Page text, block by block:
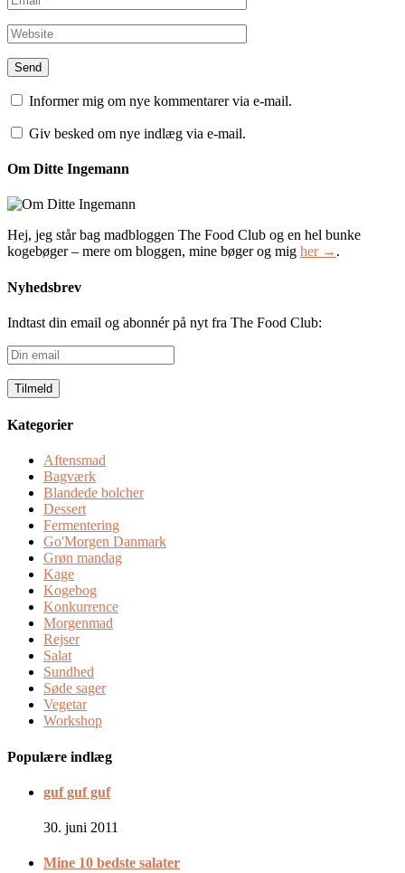
Informer mig om nye kommentarer via e-mail.
Giv besked om nye indlæg via e-mail.
Om Ditte Ingemann
Hej, jeg står bag madbloggen The Food Club og en hel bunke
kogebøger – mere om bloggen, mine bøger og mig her → .
Nyhedsbrev
Indtast din email og abonnér på nyt fra The Food Club:
Din
email
Kategorier
Aftensmad
Bagværk
Blandede bolcher
Dessert
Fermentering
Go'Morgen Danmark
Grøn mandag
Kage
Kogebog
Konkurrence
Morgenmad
Rejser
Salat
Sundhed
Søde sager
Vegetar
Workshop
Populære indlæg
guf guf guf
30. juni 2011
Mine 10 bedste salater